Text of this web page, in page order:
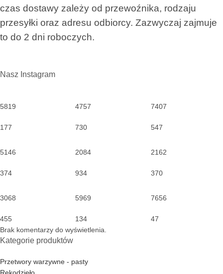
czas dostawy zależy od przewoźnika, rodzaju
przesyłki oraz adresu odbiorcy. Zazwyczaj zajmuje
to do 2 dni roboczych.
Nasz Instagram
5819
177
4757
730
7407
547
5146
374
2084
934
2162
370
3068
455
5969
134
7656
47
Brak komentarzy do wyświetlenia.
Kategorie produktów
Przetwory warzywne - pasty